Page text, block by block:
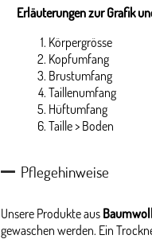
Erläuterungen zur Grafik
Körpergrösse
Kopfumfang
Brustumfang
Taillenumfang
Hüftumfang
Taille > Boden
Pflegehinweise
Unsere Produkte aus
gewaschen werden. Ein